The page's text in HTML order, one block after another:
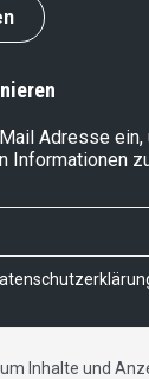
Adresse ein,
Informationen
Inhalte und